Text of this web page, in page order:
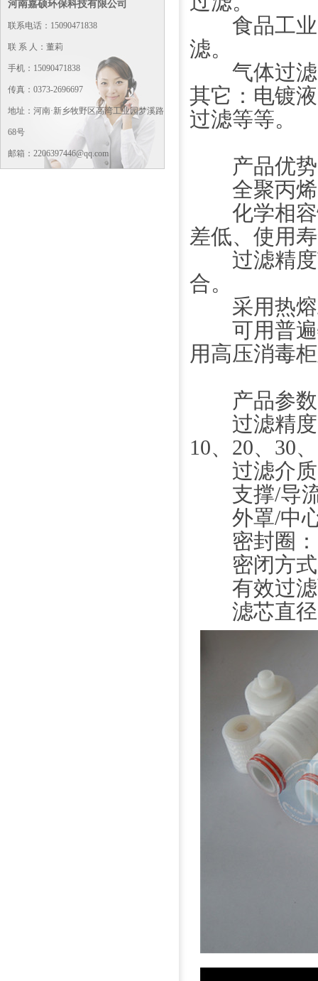
河南嘉硕环保科技有限公司
联系电话：15090471838
联 系 人：董莉
手机：15090471838
传真：0373-2696697
地址：河南·新乡牧野区高湾工业园梦溪路
68号
邮箱：2206397446@qq.com
食品工业
滤。
气体过滤
其它：电镀
过滤等等。
产品优势
全聚丙烯
化学相容
差低、使用
过滤精度
合。
采用热熔
可用普遍
用高压消毒
产品参数
过滤精度：
10、20、30
过滤介质
支撑/导流
外罩/中心
密封圈：
密闭方式
有效过滤
滤芯直径